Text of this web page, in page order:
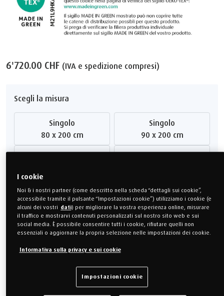
6'720.00 CHF (IVA e spedizione compresi)
Scegli la misura
Singolo
80 x 200 cm
Singolo
90 x 200 cm
Matrimoniale
160 x 200 cm
Matrimoniale
180 x 200 cm
Misura Speciale
80 x 190 cm
Misura speciale
80 x 210 cm
Misura speciale
80 x 220 cm
90 x 190 cm
Misura speciale
Misura speciale
I cookie
Noi & i nostri partner (come descritto nella scheda “dettagli sui cookie”,
accessibile tramite il pulsante “Impostazioni cookie”) utilizziamo i cookie (e
alcuni dei vostri dati) per migliorare la vostra esperienza online, misurare
il traffico e mostrarvi contenuti personalizzati sul nostro sito web e sui
social media. È possibile consentire tutti i cookie, rifiutare quelli non
essenziali o aggiornare la propria selezione nelle impostazioni dei cookie.
Informativa sulla privacy e sui cookie
Impostazioni cookie